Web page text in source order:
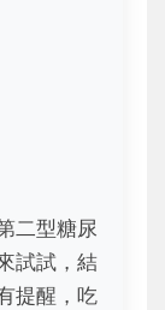
二型糖尿
試試，結
提醒，吃